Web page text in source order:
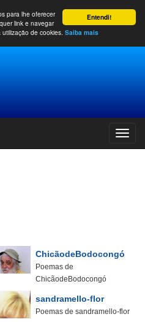
Entendi!
para lhe oferecer
link e navegar
de cookies. Saiba mais
ChicãodeBodocongó
Poemas de
ChicãodeBodocongó
sandramello-flor
Poemas de sandramello-flor